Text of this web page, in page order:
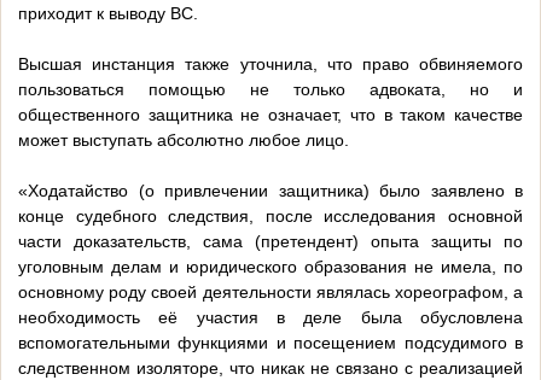
приходит к выводу ВС.
Высшая инстанция также уточнила, что право обвиняемого
пользоваться помощью не только адвоката, но и
общественного защитника не означает, что в таком качестве
может выступать абсолютно любое лицо.
«Ходатайство (о привлечении защитника) было заявлено в
конце судебного следствия, после исследования основной
части доказательств, сама (претендент) опыта защиты по
уголовным делам и юридического образования не имела, по
основному роду своей деятельности являлась хореографом, а
необходимость её участия в деле была обусловлена
вспомогательными функциями и посещением подсудимого в
следственном изоляторе, что никак не связано с реализацией